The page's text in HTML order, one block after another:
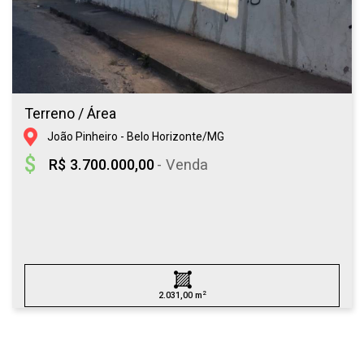
Terreno / Área
João Pinheiro - Belo Horizonte/MG
R$ 3.700.000,00- Venda
2.031,00 m 2